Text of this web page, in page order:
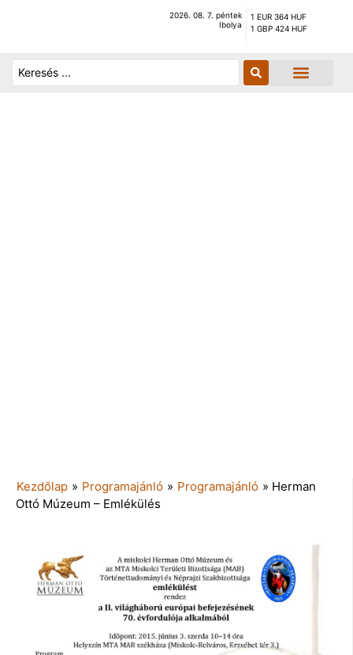
2026. 08. 7. péntek
Ibolya
1 EUR 364 HUF
1 GBP 424 HUF
Kezdőlap » Programajánló » Programajánló » Herman
Ottó Múzeum – Emlékülés